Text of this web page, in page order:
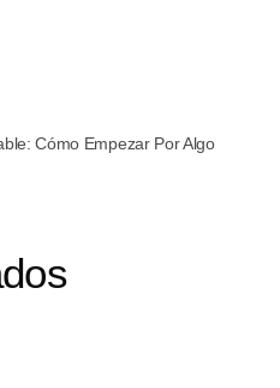
Cómo Empezar Por Algo